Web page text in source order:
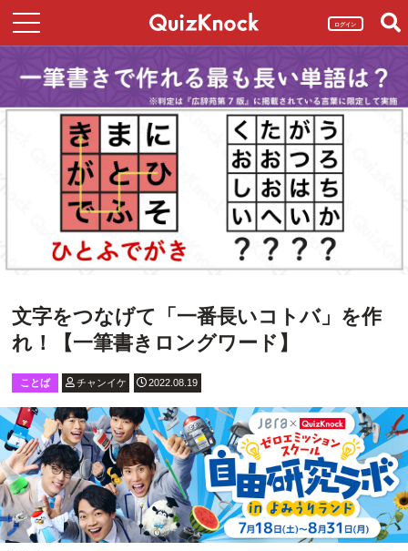
ログイン
文字をつなげて「一番長いコトバ」を作
れ！【一筆書きロングワード】
ことば チャンイケ 2022.08.19